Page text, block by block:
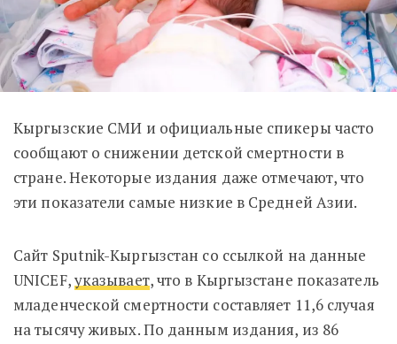
Кыргызские СМИ и официальные спикеры часто
сообщают о снижении детской смертности в
стране. Некоторые издания даже отмечают, что
эти показатели самые низкие в Средней Азии.
Сайт Sputnik-Кыргызстан со ссылкой на данные
UNICEF,указывает, что в Кыргызстане показатель
младенческой смертности составляет 11,6 случая
на тысячу живых. По данным издания, из 86